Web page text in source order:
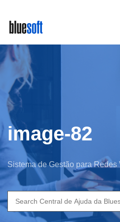
main
content
image-82
Sistema de Gestão para
Search
for: